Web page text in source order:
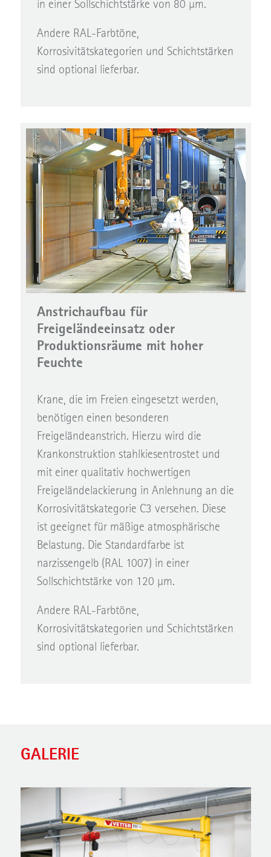
in einer Sollschichtstärke von 80 µm.
Andere RAL-Farbtöne,
Korrosivitätskategorien und Schichtstärken
sind optional lieferbar.
Anstrichaufbau für
Freigeländeeinsatz oder
Produktionsräume mit hoher
Feuchte
Krane, die im Freien eingesetzt werden,
benötigen einen besonderen
Freigeländeanstrich. Hierzu wird die
Krankonstruktion stahlkiesentrostet und
mit einer qualitativ hochwertigen
Freigeländelackierung in Anlehnung an die
Korrosivitätskategorie C3 versehen. Diese
ist geeignet für mäßige atmosphärische
Belastung. Die Standardfarbe ist
narzissengelb (RAL 1007) in einer
Sollschichtstärke von 120 µm.
Andere RAL-Farbtöne,
Korrosivitätskategorien und Schichtstärken
sind optional lieferbar.
GALERIE